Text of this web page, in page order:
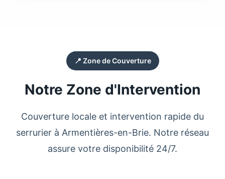
📍 Zone de Couverture
Notre Zone d'Intervention
Couverture locale et intervention rapide du
serrurier à Armentières-en-Brie. Notre réseau
assure votre disponibilité 24/7.